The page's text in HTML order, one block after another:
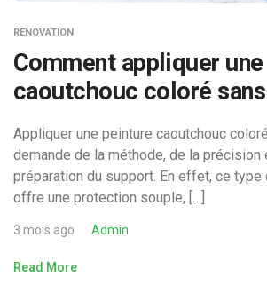
RENOVATION
Comment appliquer
caoutchouc coloré
Appliquer une peinture caoutchouc
demande de la méthode, de la précision
préparation du support. En effet, ce
offre une protection souple, […]
3 mois ago Admin
Read More